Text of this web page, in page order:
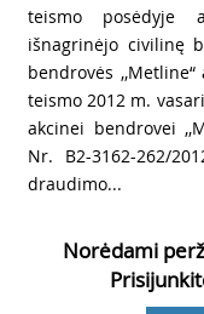
teismo posėdyje
išnagrinėjo civilinę
bendrovės
teismo 2012 m.
akcinei bendrovei
Nr. B2-3162-262/
draudimo...
Norėdami